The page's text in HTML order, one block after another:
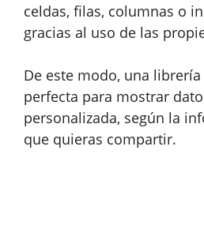
celdas, filas, columnas o
gracias al uso de las
De este modo, una librería
perfecta para mostrar
personalizada, según la
que quieras compartir.